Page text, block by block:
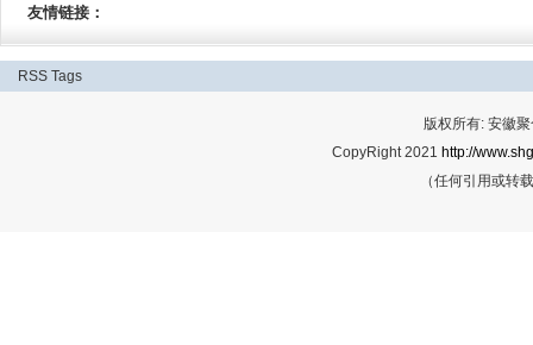
友情链接：
RSS Tags
版权所有: 安徽
CopyRight 2021 http://
（任何引用或转